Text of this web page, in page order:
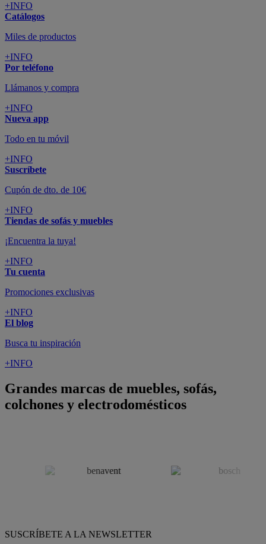
+INFO
Catálogos
Miles de productos
+INFO
Por teléfono
Llámanos y compra
+INFO
Nueva app
Todo en tu móvil
+INFO
Suscríbete
Cupón de dto. de 10€
+INFO
Tiendas de sofás y muebles
¡Encuentra la tuya!
+INFO
Tu cuenta
Promociones exclusivas
+INFO
El blog
Busca tu inspiración
+INFO
Grandes marcas de muebles, sofás,
colchones y electrodomésticos
SUSCRÍBETE A LA NEWSLETTER